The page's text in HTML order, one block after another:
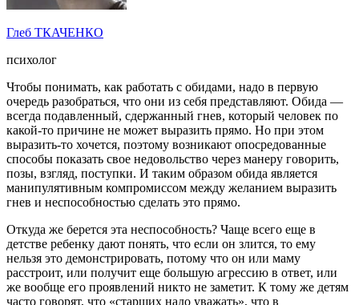
Глеб ТКАЧЕНКО
психолог
Чтобы понимать, как работать с обидами, надо в первую
очередь разобраться, что они из себя представляют. Обида ―
всегда подавленный, сдержанный гнев, который человек по
какой-то причине не может выразить прямо. Но при этом
выразить-то хочется, поэтому возникают опосредованные
способы показать свое недовольство через манеру говорить,
позы, взгляд, поступки. И таким образом обида является
манипулятивным компромиссом между желанием выразить
гнев и неспособностью сделать это прямо.
Откуда же берется эта неспособность? Чаще всего еще в
детстве ребенку дают понять, что если он злится, то ему
нельзя это демонстрировать, потому что он или маму
расстроит, или получит еще большую агрессию в ответ, или
же вообще его проявлений никто не заметит. К тому же детям
часто говорят, что «старших надо уважать», что в